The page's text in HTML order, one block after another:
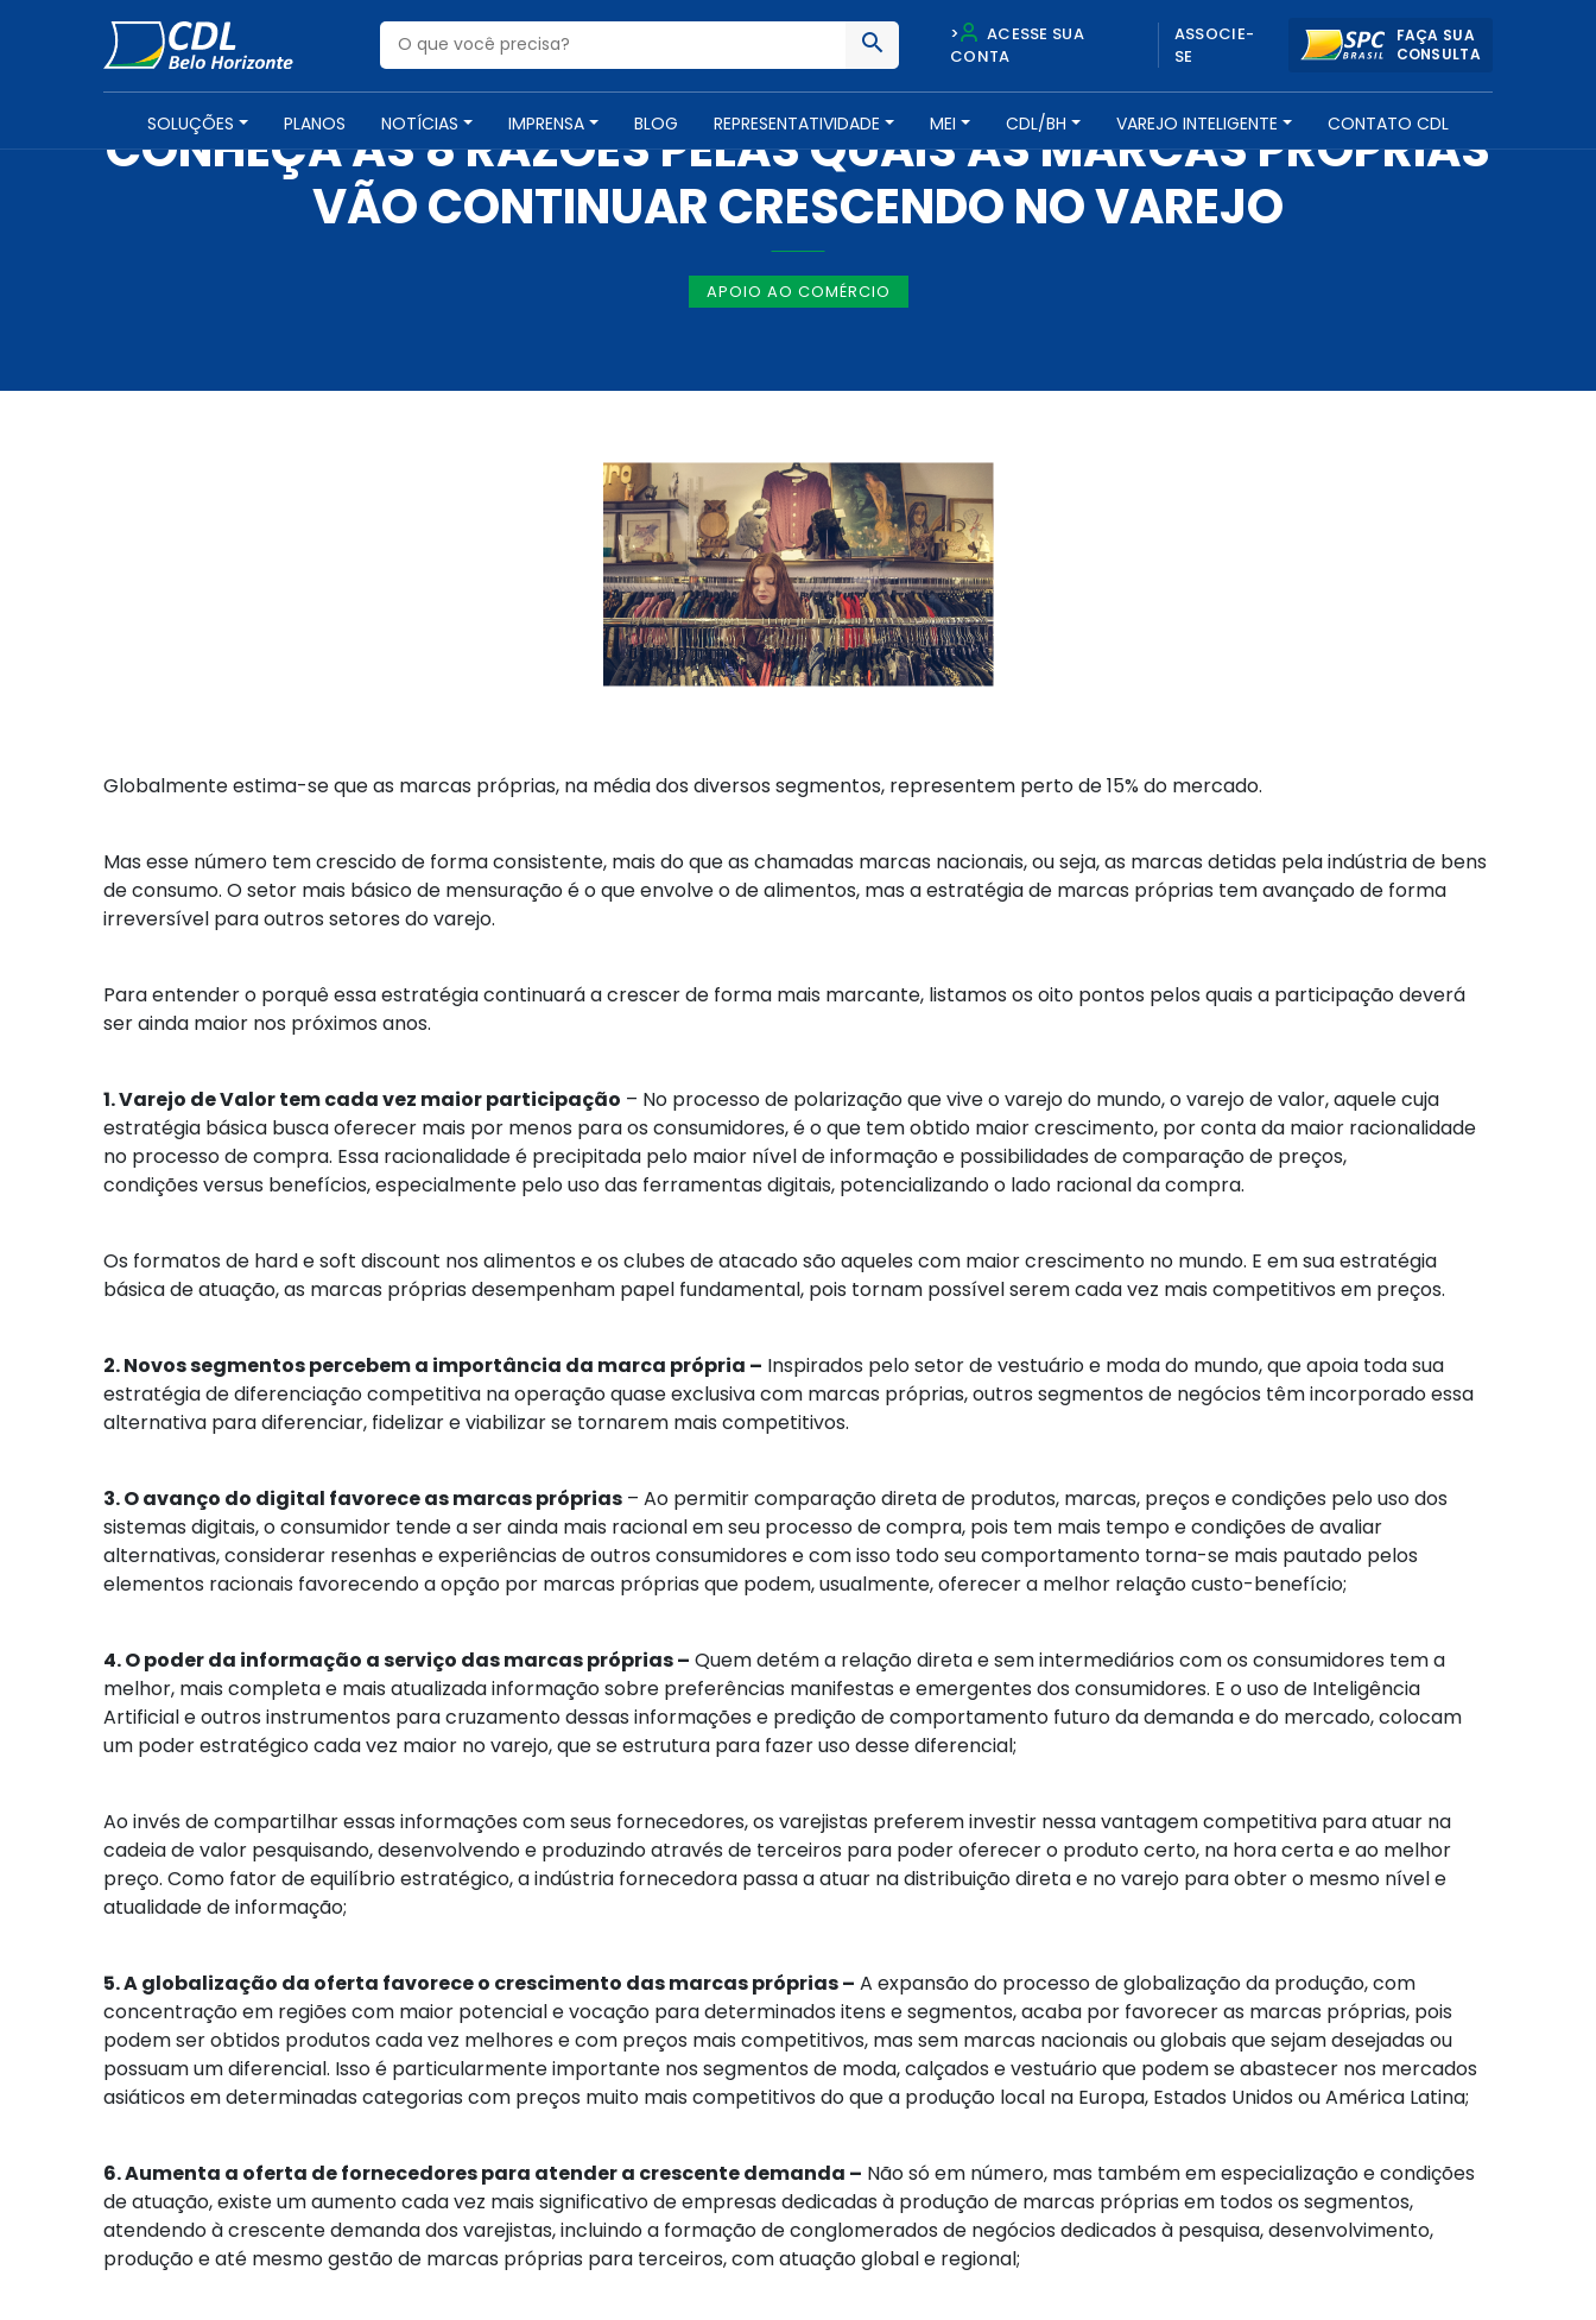
>
ACESSE SUA
CONTA
ASSOCIE-
SE
FAÇA SUA
CONSULTA
SOLUÇÕES PLANOS NOTÍCIAS IMPRENSA BLOG REPRESENTATIVIDADE MEI CDL/BH VAREJO INTELIGENTE CONTATO CDL
NOTÍCIAS -8 DE AGOSTO DE 2019
CONHEÇA AS 8 RAZÕES PELAS QUAIS AS MARCAS PRÓPRIAS
VÃO CONTINUAR CRESCENDO NO VAREJO
APOIO AO COMÉRCIO
Globalmente estima-se que as marcas próprias, na média dos diversos segmentos, representem perto de 15% do mercado.
Mas esse número tem crescido de forma consistente, mais do que as chamadas marcas nacionais, ou seja, as marcas detidas pela indústria de bens
de consumo. O setor mais básico de mensuração é o que envolve o de alimentos, mas a estratégia de marcas próprias tem avançado de forma
irreversível para outros setores do varejo.
Para entender o porquê essa estratégia continuará a crescer de forma mais marcante, listamos os oito pontos pelos quais a participação deverá
ser ainda maior nos próximos anos.
1. Varejo de Valor tem cada vez maior participação – No processo de polarização que vive o varejo do mundo, o varejo de valor, aquele cuja
estratégia básica busca oferecer mais por menos para os consumidores, é o que tem obtido maior crescimento, por conta da maior racionalidade
no processo de compra. Essa racionalidade é precipitada pelo maior nível de informação e possibilidades de comparação de preços,
condições versus benefícios, especialmente pelo uso das ferramentas digitais, potencializando o lado racional da compra.
Os formatos de hard e soft discount nos alimentos e os clubes de atacado são aqueles com maior crescimento no mundo. E em sua estratégia
básica de atuação, as marcas próprias desempenham papel fundamental, pois tornam possível serem cada vez mais competitivos em preços.
2. Novos segmentos percebem a importância da marca própria – Inspirados pelo setor de vestuário e moda do mundo, que apoia toda sua
estratégia de diferenciação competitiva na operação quase exclusiva com marcas próprias, outros segmentos de negócios têm incorporado essa
alternativa para diferenciar, fidelizar e viabilizar se tornarem mais competitivos.
3. O avanço do digital favorece as marcas próprias – Ao permitir comparação direta de produtos, marcas, preços e condições pelo uso dos
sistemas digitais, o consumidor tende a ser ainda mais racional em seu processo de compra, pois tem mais tempo e condições de avaliar
alternativas, considerar resenhas e experiências de outros consumidores e com isso todo seu comportamento torna-se mais pautado pelos
elementos racionais favorecendo a opção por marcas próprias que podem, usualmente, oferecer a melhor relação custo-benefício;
4. O poder da informação a serviço das marcas próprias – Quem detém a relação direta e sem intermediários com os consumidores tem a
melhor, mais completa e mais atualizada informação sobre preferências manifestas e emergentes dos consumidores. E o uso de Inteligência
Artificial e outros instrumentos para cruzamento dessas informações e predição de comportamento futuro da demanda e do mercado, colocam
um poder estratégico cada vez maior no varejo, que se estrutura para fazer uso desse diferencial;
Ao invés de compartilhar essas informações com seus fornecedores, os varejistas preferem investir nessa vantagem competitiva para atuar na
cadeia de valor pesquisando, desenvolvendo e produzindo através de terceiros para poder oferecer o produto certo, na hora certa e ao melhor
preço. Como fator de equilíbrio estratégico, a indústria fornecedora passa a atuar na distribuição direta e no varejo para obter o mesmo nível e
atualidade de informação;
5. A globalização da oferta favorece o crescimento das marcas próprias – A expansão do processo de globalização da produção, com
concentração em regiões com maior potencial e vocação para determinados itens e segmentos, acaba por favorecer as marcas próprias, pois
podem ser obtidos produtos cada vez melhores e com preços mais competitivos, mas sem marcas nacionais ou globais que sejam desejadas ou
possuam um diferencial. Isso é particularmente importante nos segmentos de moda, calçados e vestuário que podem se abastecer nos mercados
asiáticos em determinadas categorias com preços muito mais competitivos do que a produção local na Europa, Estados Unidos ou América Latina;
6. Aumenta a oferta de fornecedores para atender a crescente demanda – Não só em número, mas também em especialização e condições
de atuação, existe um aumento cada vez mais significativo de empresas dedicadas à produção de marcas próprias em todos os segmentos,
atendendo à crescente demanda dos varejistas, incluindo a formação de conglomerados de negócios dedicados à pesquisa, desenvolvimento,
produção e até mesmo gestão de marcas próprias para terceiros, com atuação global e regional;